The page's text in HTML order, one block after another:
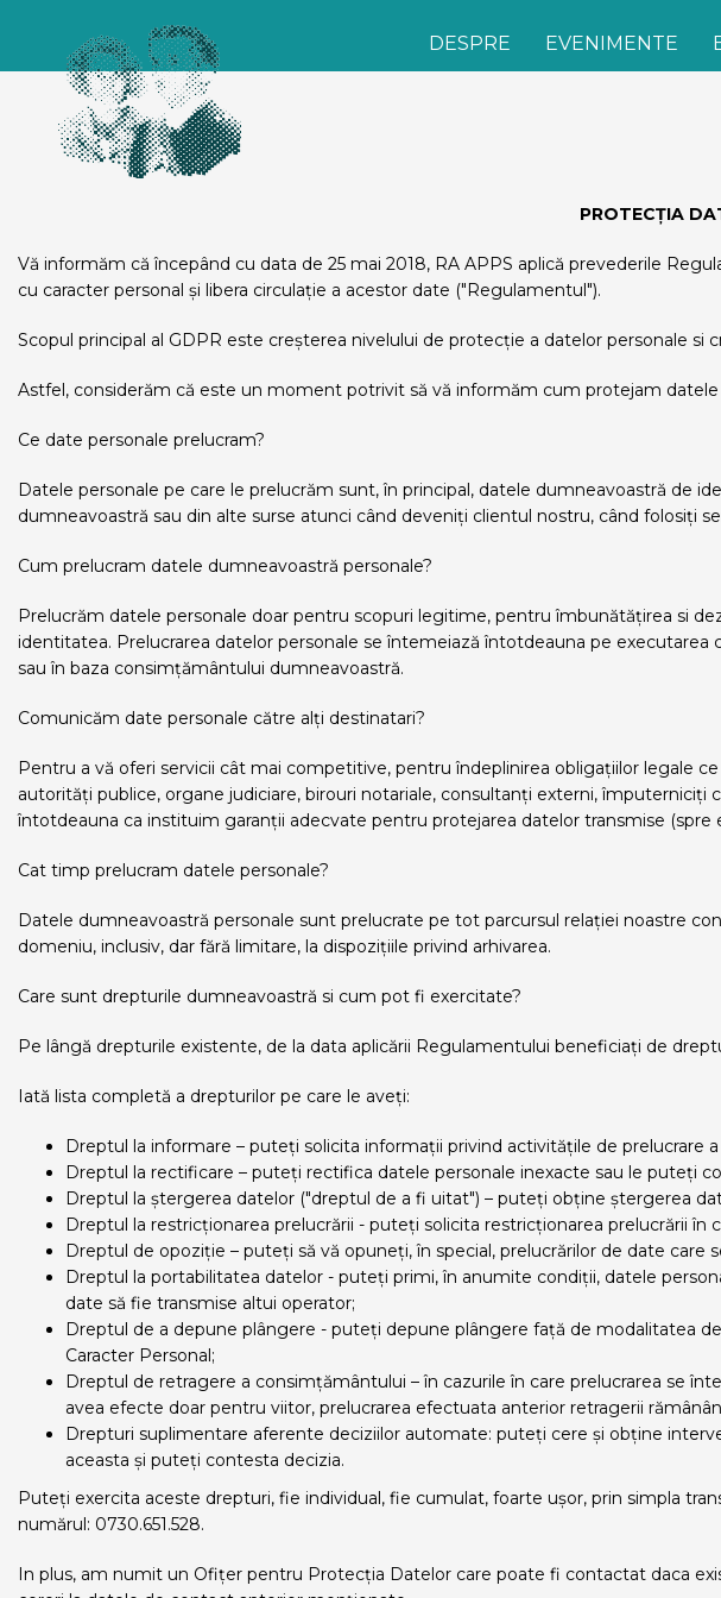
DESPRE EVENIMENTE
PROTECȚIA
Vă informăm că începând cu data de 25 mai 2018, RA APPS aplică prevederile
cu caracter personal și libera circulație a acestor date ("Regulamentul").
Scopul principal al GDPR este creșterea nivelului de protecție a datelor personale
Astfel, considerăm că este un moment potrivit să vă informăm cum protejam
Ce date personale prelucram?
Datele personale pe care le prelucrăm sunt, în principal, datele dumneavoastră de
dumneavoastră sau din alte surse atunci când deveniți clientul nostru, când folosiți
Cum prelucram datele dumneavoastră personale?
Prelucrăm datele personale doar pentru scopuri legitime, pentru îmbunătățirea si
identitatea. Prelucrarea datelor personale se întemeiază întotdeauna pe
sau în baza consimțământului dumneavoastră.
Comunicăm date personale către alți destinatari?
Pentru a vă oferi servicii cât mai competitive, pentru îndeplinirea obligațiilor legale
autorități publice, organe judiciare, birouri notariale, consultanți externi,
întotdeauna ca instituim garanții adecvate pentru protejarea datelor transmise (spre
Cat timp prelucram datele personale?
Datele dumneavoastră personale sunt prelucrate pe tot parcursul relației noastre
domeniu, inclusiv, dar fără limitare, la dispozițiile privind arhivarea.
Care sunt drepturile dumneavoastră si cum pot fi exercitate?
Pe lângă drepturile existente, de la data aplicării Regulamentului beneficiați de
Iată lista completă a drepturilor pe care le aveți:
Dreptul la informare – puteți solicita informații privind activitățile de prelucrare
Dreptul la rectificare – puteți rectifica datele personale inexacte sau le puteți
Dreptul la ștergerea datelor ("dreptul de a fi uitat") – puteți obține ștergerea
Dreptul la restricționarea prelucrării - puteți solicita restricționarea prelucrării
Dreptul de opoziție – puteți să vă opuneți, în special, prelucrărilor de date
Dreptul la portabilitatea datelor - puteți primi, în anumite condiții, datele
date să fie transmise altui operator;
Dreptul de a depune plângere - puteți depune plângere față de modalitatea
Caracter Personal;
Dreptul de retragere a consimțământului – în cazurile în care prelucrarea se
avea efecte doar pentru viitor, prelucrarea efectuata anterior retragerii
Drepturi suplimentare aferente deciziilor automate: puteți cere și obține
aceasta și puteți contesta decizia.
Puteți exercita aceste drepturi, fie individual, fie cumulat, foarte ușor, prin simpla
numărul: 0730.651.528.
In plus, am numit un Ofițer pentru Protecția Datelor care poate fi contactat daca